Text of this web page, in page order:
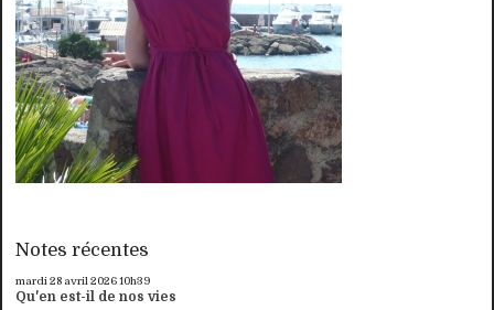
Notes récentes
mardi 28 avril 202610h39
Qu'en est-il de nos vies